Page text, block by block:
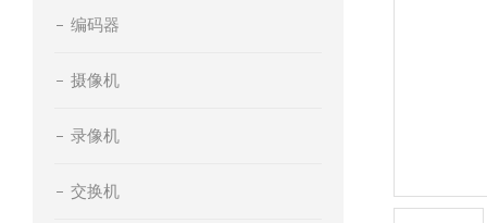
编码器
摄像机
录像机
交换机